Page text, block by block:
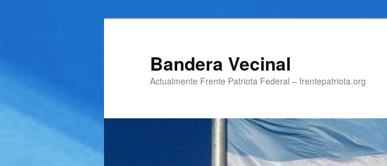
Bandera Vecinal
Actualmente Frente Patriota Federal – frentepatriota.org